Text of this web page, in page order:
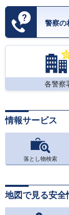
警察の
各警察
情報サービス
落とし物検索
地図で見る安全